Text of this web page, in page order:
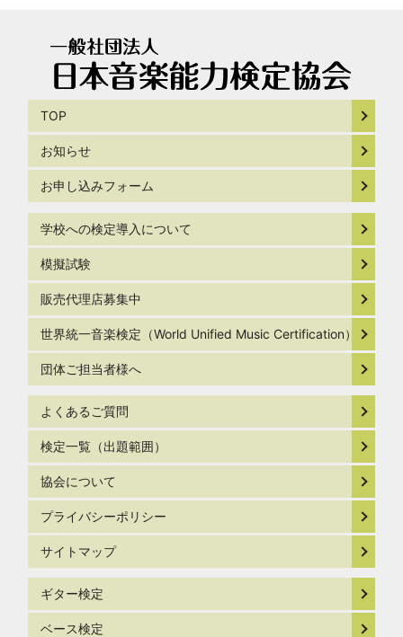
TOP
お知らせ
お申し込みフォーム
学校への検定導入について
模擬試験
販売代理店募集中
世界統一音楽検定（World Unified Music Certification）
団体ご担当者様へ
よくあるご質問
検定一覧（出題範囲）
協会について
プライバシーポリシー
サイトマップ
ギター検定
ベース検定